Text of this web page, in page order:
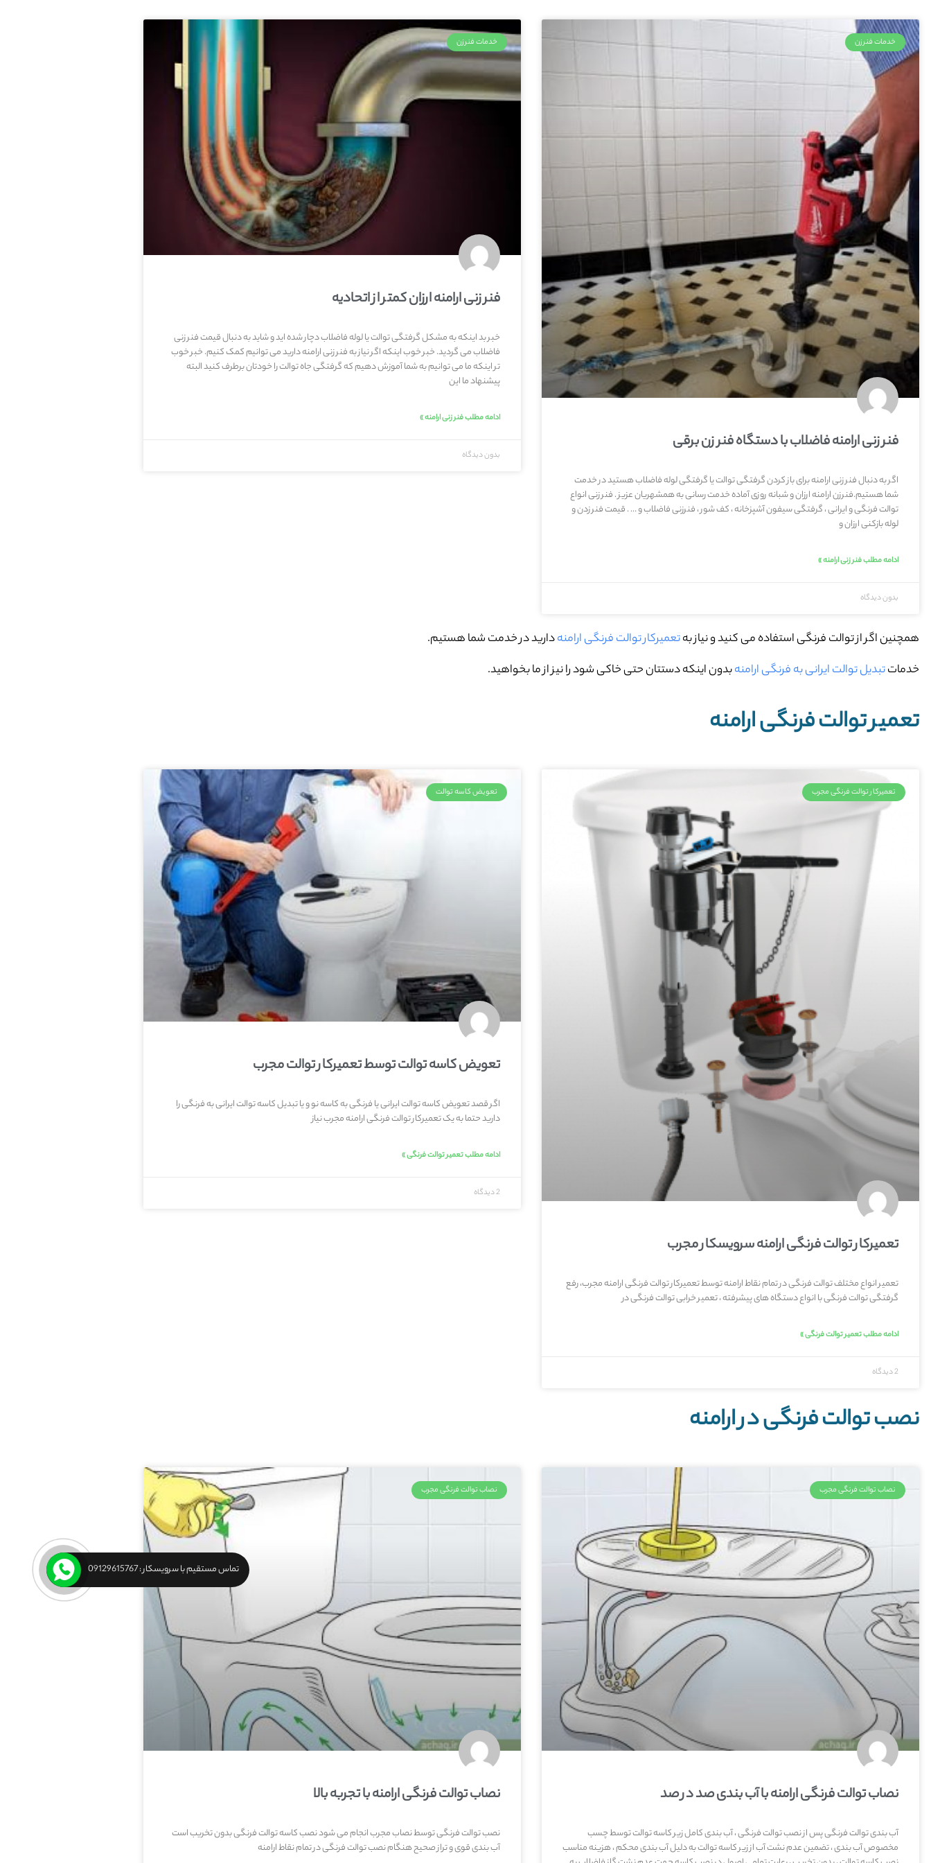
خدمات فنرزن
فنر زنی ارامنه فاضلاب با دستگاه فنر زن برقی
اگر به دنبال فنر زنی ارامنه برای باز کردن گرفتگی توالت یا گرفتگی لوله فاضلاب هستید در خدمت
شما هستیم.فنرزن ارامنه ارزان و شبانه روزی آماده خدمت رسانی به همشهریان عزیز . فنر زنی انواع
توالت فرنگی و ایرانی ، گرفتگی سیفون آشپزخانه ، کف شور ، فنرزنی فاضلاب و … . قیمت فنر زدن و
لوله بازکنی ارزان و
ادامه مطلب فنر زنی ارامنه »
بدون دیدگاه
خدمات فنرزن
فنر زنی ارامنه ارزان کمتر از اتحادیه
خبر بد اینکه به مشکل گرفتگی توالت یا لوله فاضلاب دچار شده اید و شاید به دنبال قیمت فنر زنی
فاضلاب می گردید. خبر خوب اینکه اگر نیاز به فنر زنی ارامنه دارید می توانیم کمک کنیم. خبر خوب
تر اینکه ما می توانیم به شما آموزش دهیم که گرفتگی جاه توالت را خودتان برطرف کنید البته
پیشنهاد ما این
ادامه مطلب فنر زنی ارامنه »
بدون دیدگاه
همچنین اگر از توالت فرنگی استفاده می کنید و نیاز بهتعمیرکار توالت فرنگی ارامنهدارید در خدمت شما هستیم.
خدماتتبدیل توالت ایرانی به فرنگی ارامنهبدون اینکه دستتان حتی خاکی شود را نیز از ما بخواهید.
تعمیر توالت فرنگی ارامنه
تعمیرکار توالت فرنگی مجرب
تعمیرکار توالت فرنگی ارامنه سرویسکار مجرب
تعمیر انواع مختلف توالت فرنگی در تمام نقاط ارامنه توسط تعمیرکار توالت فرنگی ارامنه مجرب، رفع
گرفتگی توالت فرنگی با انواع دستگاه های پیشرفته ، تعمیر خرابی توالت فرنگی در
ادامه مطلب تعمیر توالت فرنگی »
2 دیدگاه
تعویض کاسه توالت
تعویض کاسه توالت توسط تعمیرکار توالت مجرب
اگر قصد تعویض کاسه توالت ایرانی یا فرنگی به کاسه نو و یا تبدیل کاسه توالت ایرانی به فرنگی را
دارید حتما به یک تعمیرکار توالت فرنگی ارامنه مجرب نیاز
ادامه مطلب تعمیر توالت فرنگی »
2 دیدگاه
نصب توالت فرنگی در ارامنه
نصاب توالت فرنگی مجرب
نصاب توالت فرنگی ارامنه با آب بندی صد در صد
آب بندی توالت فرنگی پس از نصب توالت فرنگی ، آب بندی کامل زیر کاسه توالت توسط چسب
مخصوص آب بندی ، تضمین عدم نشت آب از زیر کاسه توالت به دلیل آب بندی محکم ، هزینه مناسب
نصاب توالت فرنگی مجرب
نصاب توالت فرنگی ارامنه با تجربه بالا
نصب توالت فرنگی توسط نصاب مجرب انجام می شود نصب کاسه توالت فرنگی بدون تخریب است
آب بندی قوی و تراز صحیح هنگام نصب توالت فرنگی در تمام نقاط ارامنه
تماس مستقیم با سرویسکار : 09129615767